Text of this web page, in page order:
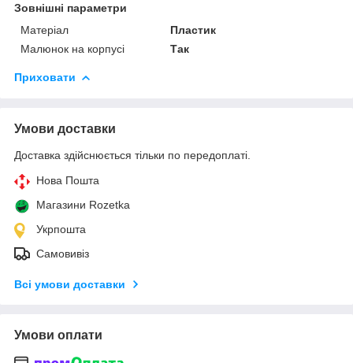
Зовнішні параметри
Матеріал
Пластик
Малюнок на корпусі
Так
Приховати
Умови доставки
Доставка здійснюється тільки по передоплаті.
Нова Пошта
Магазини Rozetka
Укрпошта
Самовивіз
Всі умови доставки
Умови оплати